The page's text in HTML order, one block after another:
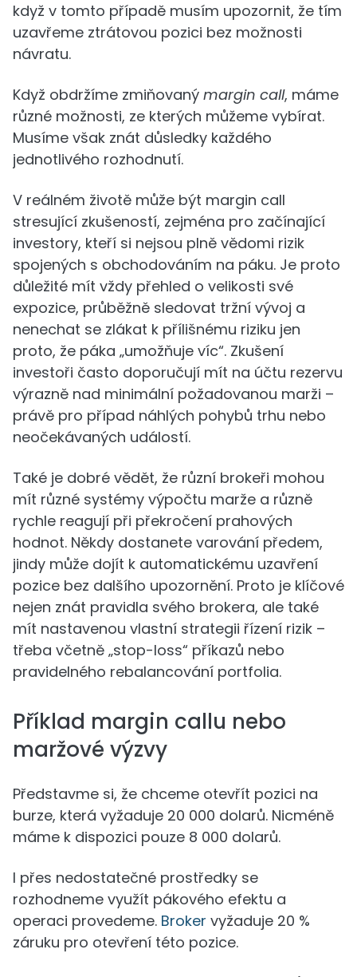
když v tomto případě musím upozornit, že tím
uzavřeme ztrátovou pozici bez možnosti
návratu.
Když obdržíme zmiňovaný margin call, máme
různé možnosti, ze kterých můžeme vybírat.
Musíme však znát důsledky každého
jednotlivého rozhodnutí.
V reálném životě může být margin call
stresující zkušeností, zejména pro začínající
investory, kteří si nejsou plně vědomi rizik
spojených s obchodováním na páku. Je proto
důležité mít vždy přehled o velikosti své
expozice, průběžně sledovat tržní vývoj a
nenechat se zlákat k přílišnému riziku jen
proto, že páka „umožňuje víc“. Zkušení
investoři často doporučují mít na účtu rezervu
výrazně nad minimální požadovanou marži –
právě pro případ náhlých pohybů trhu nebo
neočekávaných událostí.
Také je dobré vědět, že různí brokeři mohou
mít různé systémy výpočtu marže a různě
rychle reagují při překročení prahových
hodnot. Někdy dostanete varování předem,
jindy může dojít k automatickému uzavření
pozice bez dalšího upozornění. Proto je klíčové
nejen znát pravidla svého brokera, ale také
mít nastavenou vlastní strategii řízení rizik –
třeba včetně „stop-loss“ příkazů nebo
pravidelného rebalancování portfolia.
Příklad margin callu nebo
maržové výzvy
Představme si, že chceme otevřít pozici na
burze, která vyžaduje 20 000 dolarů. Nicméně
máme k dispozici pouze 8 000 dolarů.
I přes nedostatečné prostředky se
rozhodneme využít pákového efektu a
operaci provedeme. Broker vyžaduje 20 %
záruku pro otevření této pozice.